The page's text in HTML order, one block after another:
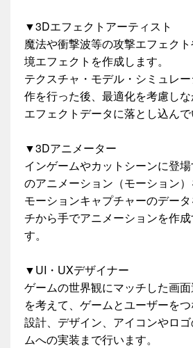
▼3Dエフェクトアーティスト
魔法や衝撃波等の攻撃エフェク
境エフェクトを作成します。
テクスチャ・モデル・シミュレ
作を行った後、最適化を考慮し
エフェクトデータに落とし込んで
▼3Dアニメーター
インゲームやカットシーンに登
のアニメーション（モーション）
モーションキャプチャーのデー
チから手でアニメーションを作
す。
▼UI・UXデザイナー
ゲームの世界観にマッチした画
を考えて、ゲームとユーザーをつ
設計、デザイン、アイコンやロ
ムへの実装まで行います。